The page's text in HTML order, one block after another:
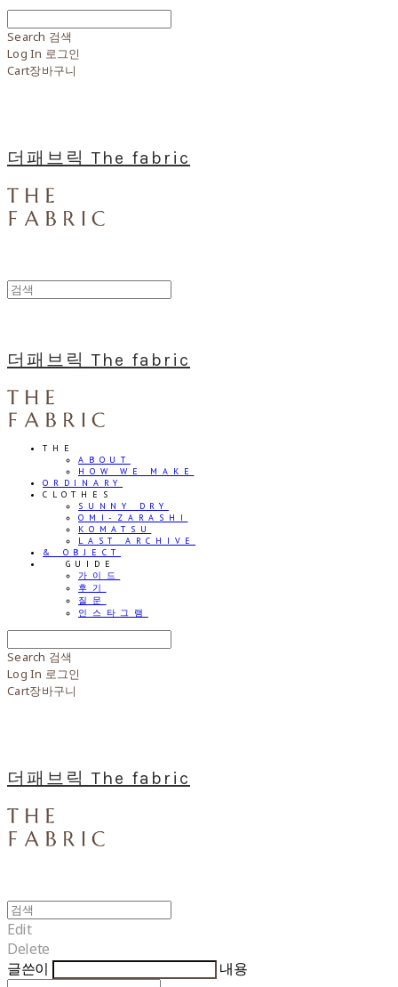
Search 검색
Log In 로그인
Cart장바구니
더패브릭 The fabric
더패브릭 The fabric
THE
ABOUT
HOW WE MAKE
ORDINARY
CLOTHES
SUNNY DRY
OMI-ZARASHI
KOMATSU
LAST ARCHIVE
& OBJECT
⠀⠀GUIDE
가이드
후기
질문
인스타그램
Search 검색
Log In 로그인
Cart장바구니
더패브릭 The fabric
Edit
Delete
글쓴이
내용